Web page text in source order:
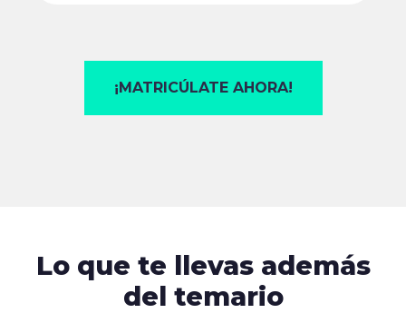
¡MATRICÚLATE AHORA!
Lo que te llevas además
del temario